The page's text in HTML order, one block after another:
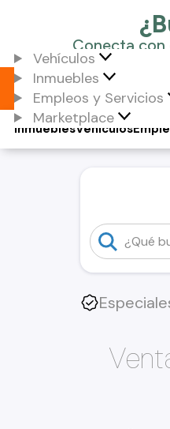
Vehículos
Inmuebles
Empleos y Servicios
Marketplace
Vehículos
Inmuebles